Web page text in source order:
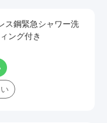
ス鋼緊急シャワー洗
ング付き